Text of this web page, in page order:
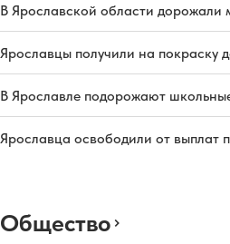
В Ярославской области дорожали
Ярославцы получили на покраску
В Ярославле подорожают
Ярославца освободили от выплат
Общество